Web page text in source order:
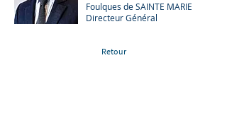
Foulques de SAINTE MARIE
Directeur Général
Retour